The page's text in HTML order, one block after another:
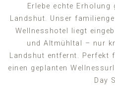
Erlebe echte Erholung
Landshut. Unser
Wellnesshotel liegt
und Altmühltal – nur
Landshut entfernt. Perfekt
einen geplanten
Day